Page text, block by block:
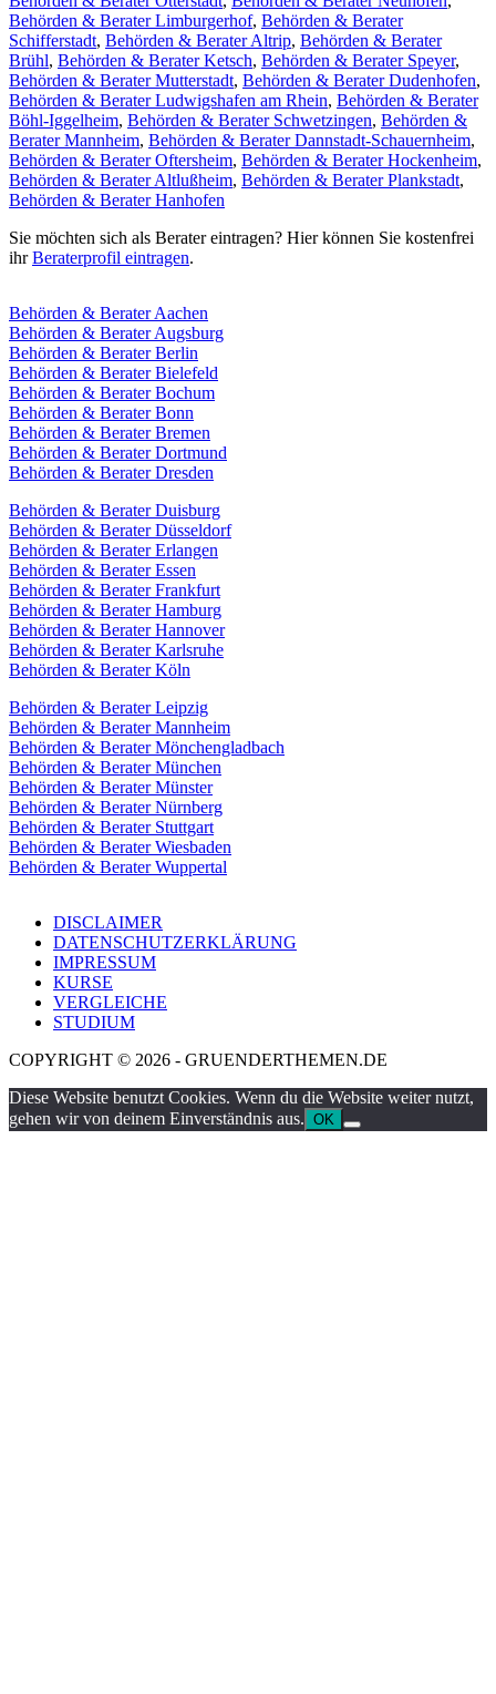
Behörden & Berater Limburgerhof, Behörden & Berater
Schifferstadt, Behörden & Berater Altrip, Behörden & Berater
Brühl, Behörden & Berater Ketsch, Behörden & Berater Speyer,
Behörden & Berater Mutterstadt, Behörden & Berater Dudenhofen,
Behörden & Berater Ludwigshafen am Rhein, Behörden & Berater
Böhl-Iggelheim, Behörden & Berater Schwetzingen, Behörden &
Berater Mannheim, Behörden & Berater Dannstadt-Schauernheim,
Behörden & Berater Oftersheim, Behörden & Berater Hockenheim,
Behörden & Berater Altlußheim, Behörden & Berater Plankstadt,
Behörden & Berater Hanhofen
Sie möchten sich als Berater eintragen? Hier können Sie kostenfrei
ihrBeraterprofil eintragen.
Behörden & Berater Aachen
Behörden & Berater Augsburg
Behörden & Berater Berlin
Behörden & Berater Bielefeld
Behörden & Berater Bochum
Behörden & Berater Bonn
Behörden & Berater Bremen
Behörden & Berater Dortmund
Behörden & Berater Dresden
Behörden & Berater Duisburg
Behörden & Berater Düsseldorf
Behörden & Berater Erlangen
Behörden & Berater Essen
Behörden & Berater Frankfurt
Behörden & Berater Hamburg
Behörden & Berater Hannover
Behörden & Berater Karlsruhe
Behörden & Berater Köln
Behörden & Berater Leipzig
Behörden & Berater Mannheim
Behörden & Berater Mönchengladbach
Behörden & Berater München
Behörden & Berater Münster
Behörden & Berater Nürnberg
Behörden & Berater Stuttgart
Behörden & Berater Wiesbaden
Behörden & Berater Wuppertal
DISCLAIMER
DATENSCHUTZERKLÄRUNG
IMPRESSUM
KURSE
VERGLEICHE
STUDIUM
COPYRIGHT © 2026 - GRUENDERTHEMEN.DE
Diese Website benutzt Cookies. Wenn du die Website weiter nutzt,
gehen wir von deinem Einverständnis aus. OK